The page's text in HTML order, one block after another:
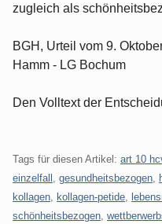
zugleich als
BGH, Urteil vom 9.
Hamm - LG Bochum
Den Volltext der
Tags für diesen Artikel: art 10
einzelfall
gesundheitsbezogen
kollagen
kollagen-petide
schönheitsbezogen